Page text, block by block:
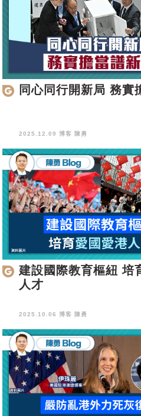
同心同行開新局 務實
2025.12.09 博客 陳勇
建設國際教育樞紐 培
人才
2025.10.06 博客 陳勇